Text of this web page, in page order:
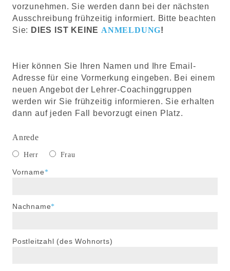
vorzunehmen. Sie werden dann bei der nächsten
Ausschreibung frühzeitig informiert. Bitte beachten
Sie: DIES IST KEINE ANMELDUNG!
Hier können Sie Ihren Namen und Ihre Email-
Adresse für eine Vormerkung eingeben. Bei einem
neuen Angebot der Lehrer-Coachinggruppen
werden wir Sie frühzeitig informieren. Sie erhalten
dann auf jeden Fall bevorzugt einen Platz.
Anrede
Herr Frau
Pflichtfeld
Vorname*
Pflichtfeld
Nachname*
Postleitzahl (des Wohnorts)